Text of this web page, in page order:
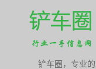
铲车圈，专业的